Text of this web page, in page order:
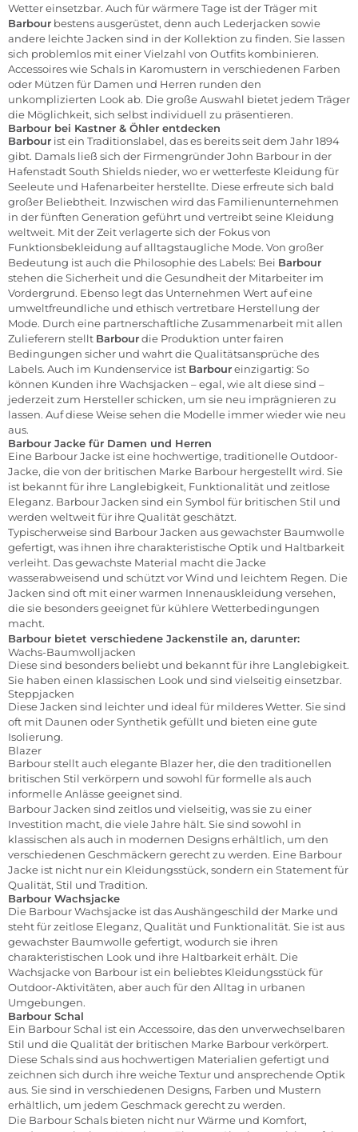
Wetter einsetzbar. Auch für wärmere Tage ist der Träger mit
Barbour bestens ausgerüstet, denn auch Lederjacken sowie
andere leichte Jacken sind in der Kollektion zu finden. Sie lassen
sich problemlos mit einer Vielzahl von Outfits kombinieren.
Accessoires wie Schals in Karomustern in verschiedenen Farben
oder Mützen für Damen und Herren runden den
unkomplizierten Look ab. Die große Auswahl bietet jedem Träger
die Möglichkeit, sich selbst individuell zu präsentieren.
Barbour bei Kastner & Öhler entdecken
Barbour ist ein Traditionslabel, das es bereits seit dem Jahr 1894
gibt. Damals ließ sich der Firmengründer John Barbour in der
Hafenstadt South Shields nieder, wo er wetterfeste Kleidung für
Seeleute und Hafenarbeiter herstellte. Diese erfreute sich bald
großer Beliebtheit. Inzwischen wird das Familienunternehmen
in der fünften Generation geführt und vertreibt seine Kleidung
weltweit. Mit der Zeit verlagerte sich der Fokus von
Funktionsbekleidung auf alltagstaugliche Mode. Von großer
Bedeutung ist auch die Philosophie des Labels: Bei Barbour
stehen die Sicherheit und die Gesundheit der Mitarbeiter im
Vordergrund. Ebenso legt das Unternehmen Wert auf eine
umweltfreundliche und ethisch vertretbare Herstellung der
Mode. Durch eine partnerschaftliche Zusammenarbeit mit allen
Zulieferern stellt Barbourdie Produktion unter fairen
Bedingungen sicher und wahrt die Qualitätsansprüche des
Labels. Auch im Kundenservice ist Barboureinzigartig: So
können Kunden ihre Wachsjacken – egal, wie alt diese sind –
jederzeit zum Hersteller schicken, um sie neu imprägnieren zu
lassen. Auf diese Weise sehen die Modelle immer wieder wie neu
aus.
Barbour Jacke für Damen und Herren
Eine Barbour Jacke ist eine hochwertige, traditionelle Outdoor-
Jacke, die von der britischen Marke Barbour hergestellt wird. Sie
ist bekannt für ihre Langlebigkeit, Funktionalität und zeitlose
Eleganz. Barbour Jacken sind ein Symbol für britischen Stil und
werden weltweit für ihre Qualität geschätzt.
Typischerweise sind Barbour Jacken aus gewachster Baumwolle
gefertigt, was ihnen ihre charakteristische Optik und Haltbarkeit
verleiht. Das gewachste Material macht die Jacke
wasserabweisend und schützt vor Wind und leichtem Regen. Die
Jacken sind oft mit einer warmen Innenauskleidung versehen,
die sie besonders geeignet für kühlere Wetterbedingungen
macht.
Barbour bietet verschiedene Jackenstile an, darunter:
Wachs-Baumwolljacken
Diese sind besonders beliebt und bekannt für ihre Langlebigkeit.
Sie haben einen klassischen Look und sind vielseitig einsetzbar.
Steppjacken
Diese Jacken sind leichter und ideal für milderes Wetter. Sie sind
oft mit Daunen oder Synthetik gefüllt und bieten eine gute
Isolierung.
Blazer
Barbour stellt auch elegante Blazer her, die den traditionellen
britischen Stil verkörpern und sowohl für formelle als auch
informelle Anlässe geeignet sind.
Barbour Jacken sind zeitlos und vielseitig, was sie zu einer
Investition macht, die viele Jahre hält. Sie sind sowohl in
klassischen als auch in modernen Designs erhältlich, um den
verschiedenen Geschmäckern gerecht zu werden. Eine Barbour
Jacke ist nicht nur ein Kleidungsstück, sondern ein Statement für
Qualität, Stil und Tradition.
Barbour Wachsjacke
Die Barbour Wachsjacke ist das Aushängeschild der Marke und
steht für zeitlose Eleganz, Qualität und Funktionalität. Sie ist aus
gewachster Baumwolle gefertigt, wodurch sie ihren
charakteristischen Look und ihre Haltbarkeit erhält. Die
Wachsjacke von Barbour ist ein beliebtes Kleidungsstück für
Outdoor-Aktivitäten, aber auch für den Alltag in urbanen
Umgebungen.
Barbour Schal
Ein Barbour Schal ist ein Accessoire, das den unverwechselbaren
Stil und die Qualität der britischen Marke Barbour verkörpert.
Diese Schals sind aus hochwertigen Materialien gefertigt und
zeichnen sich durch ihre weiche Textur und ansprechende Optik
aus. Sie sind in verschiedenen Designs, Farben und Mustern
erhältlich, um jedem Geschmack gerecht zu werden.
Die Barbour Schals bieten nicht nur Wärme und Komfort,